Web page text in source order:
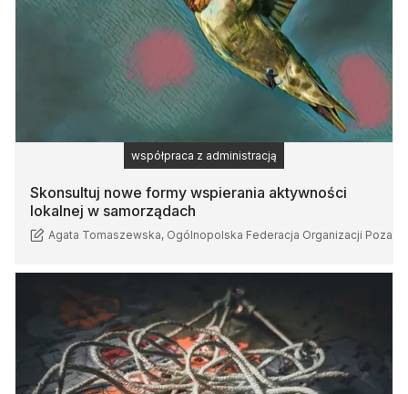
Skonsultuj nowe formy wspierania aktywności
lokalnej w samorządach
Agata Tomaszewska, Ogólnopolska Federacja Organizacji
współpraca z administracją